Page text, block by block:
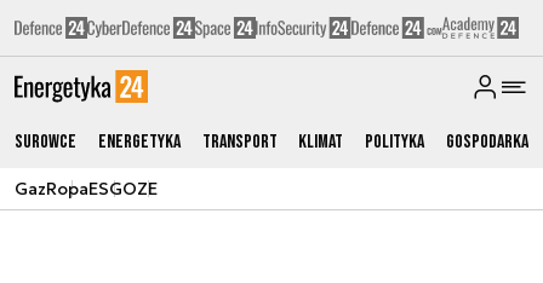
Surowce Energetyka Transport Klimat Polityka Gospodarka
GazRopaESGOZE